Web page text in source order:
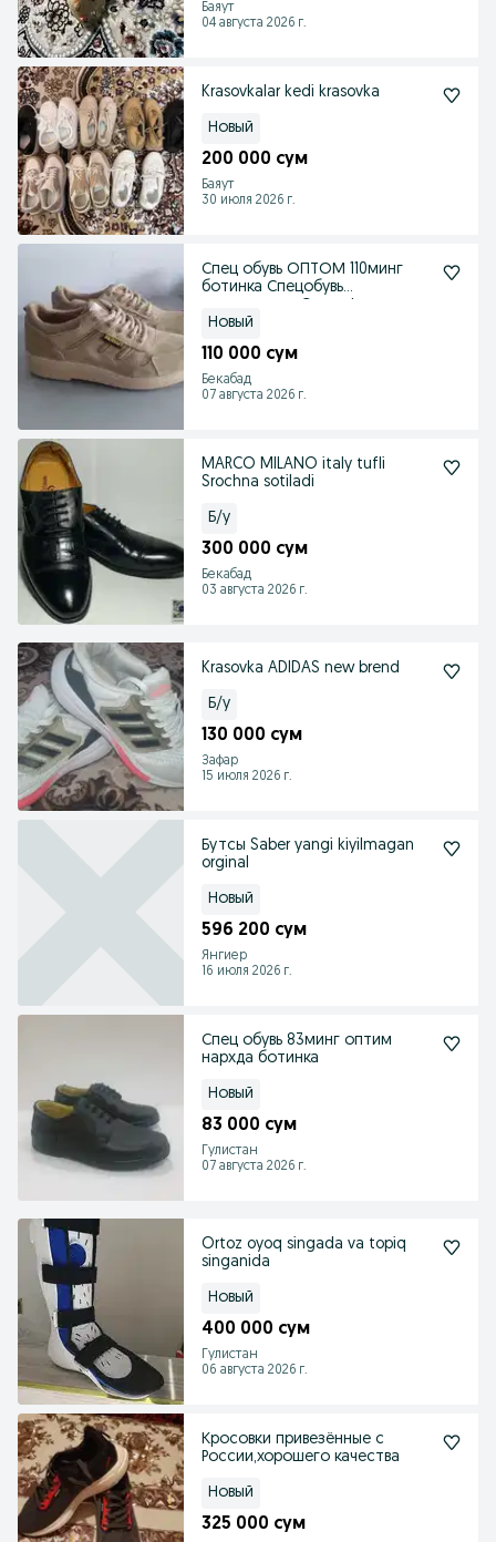
Баяут
04 августа 2026 г.
Krasovkalar kedi krasovka
Новый
200 000 сум
Баяут
30 июля 2026 г.
Спец обувь ОПТОМ 110минг
ботинка Спецобувь
Новый
110 000 сум
Бекабад
07 августа 2026 г.
MARCO MILANO italy tufli
Srochna sotiladi
Б/у
300 000 сум
Бекабад
03 августа 2026 г.
Krasovka ADIDAS new brend
Б/у
130 000 сум
Зафар
15 июля 2026 г.
Бутсы Saber yangi kiyilmagan
orginal
Новый
596 200 сум
Янгиер
16 июля 2026 г.
Спец обувь 83минг оптим
нархда ботинка
Новый
83 000 сум
Гулистан
07 августа 2026 г.
Ortoz oyoq singada va topiq
singanida
Новый
400 000 сум
Гулистан
06 августа 2026 г.
Кросовки привезённые с
России,хорошего качества
Новый
325 000 сум